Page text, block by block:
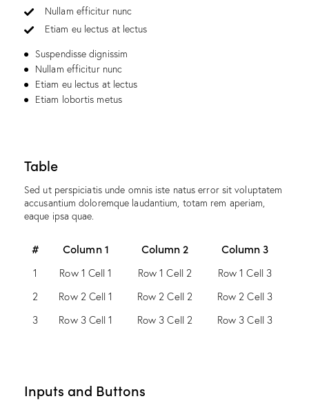
Nullam efficitur nunc
Etiam eu lectus at lectus
Suspendisse dignissim
Nullam efficitur nunc
Etiam eu lectus at lectus
Etiam lobortis metus
Table
Sed ut perspiciatis unde omnis iste natus error sit voluptatem
accusantium doloremque laudantium, totam rem aperiam,
eaque ipsa quae.
# Column 1 Column 2 Column 3
1 Row 1 Cell 1 Row 1 Cell 2
Row 1 Cell 3
2
Row 2 Cell 1 Row 2 Cell 2
Row 2 Cell 3
3
Row 3 Cell 1 Row 3 Cell 2 Row 3 Cell 3
Inputs and Buttons